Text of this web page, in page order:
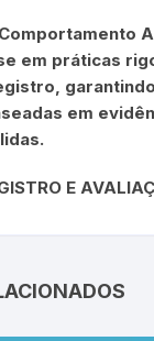
em práticas
em
E